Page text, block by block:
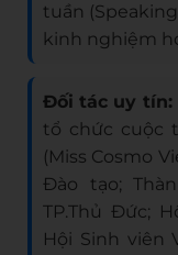
tuần
kinh nghiệm
Đối tác uy tín:
tổ chức cuộc
(Miss Cosmo
Đào tạo;
TP.Thủ Đức;
Hội Sinh viên